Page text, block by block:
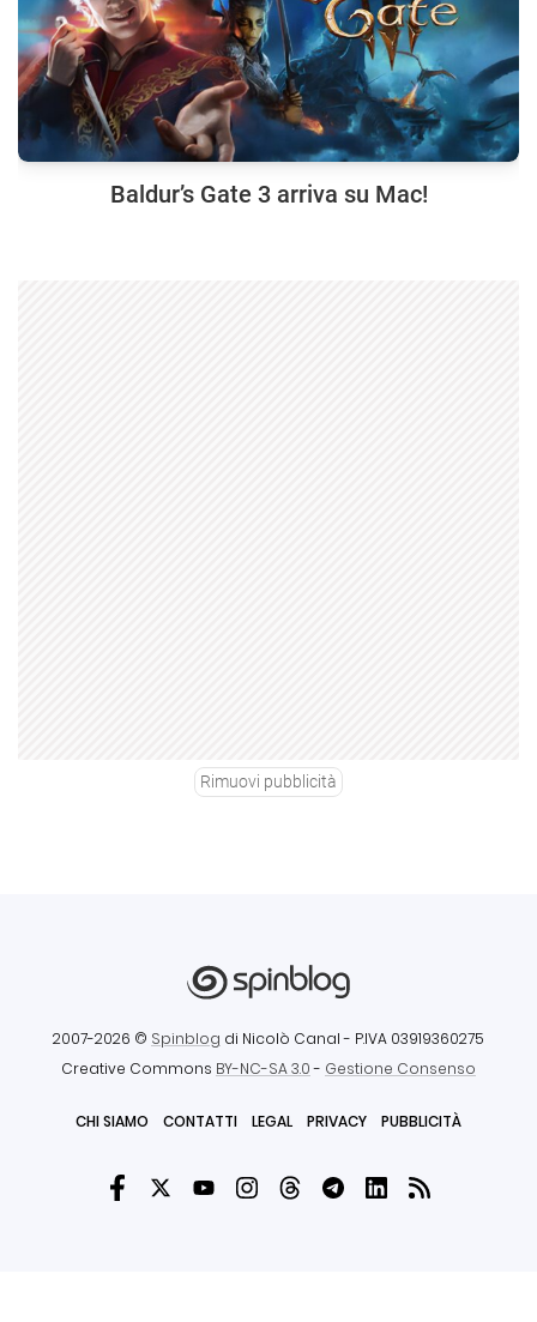
Baldur’s Gate 3 arriva su Mac!
Rimuovi pubblicità
2007-2026 © Spinblog di Nicolò Canal - P.IVA 03919360275
Creative Commons BY-NC-SA 3.0- Gestione Consenso
CHI SIAMO CONTATTI LEGAL PRIVACY PUBBLICITÀ